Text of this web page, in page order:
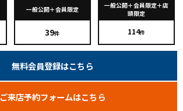
一般公開＋会員限定
39件
一般公開＋会員限定＋店
頭限定
114件
無料会員登録はこちら
ご来店予約フォームはこちら